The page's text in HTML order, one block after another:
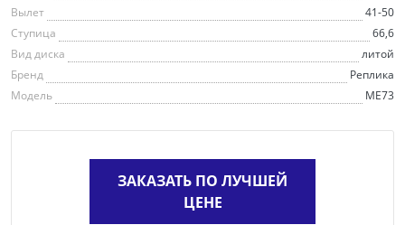
Вылет
41-50
Ступица
66,6
Вид диска
литой
Бренд
Реплика
Модель
ME73
ЗАКАЗАТЬ ПО ЛУЧШЕЙ
ЦЕНЕ